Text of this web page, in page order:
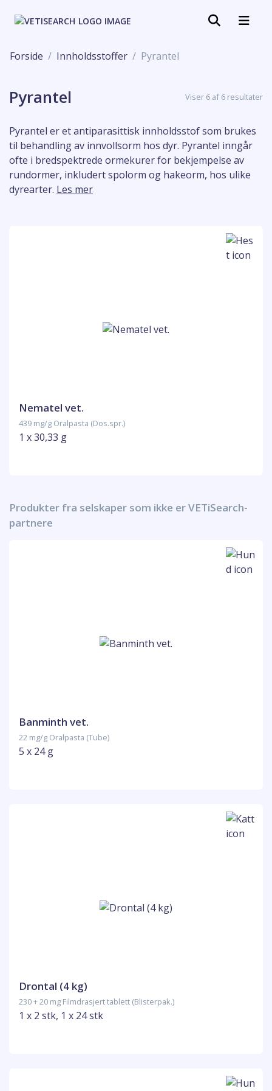
Forside Innholdsstoffer Pyrantel
Pyrantel Viser 6 af 6 resultater
Pyrantel er et antiparasittisk innholdsstof som brukes
til behandling av innvollsorm hos dyr. Pyrantel inngår
ofte i bredspektrede ormekurer for bekjempelse av
rundormer, inkludert spolorm og hakeorm, hos ulike
dyrearter. Les mer
Nematel vet.
439 mg/g Oralpasta (Dos.spr.)
1 x 30,33 g
Produkter fra selskaper som ikke er VETiSearch-
partnere
Banminth vet.
22 mg/g Oralpasta (Tube)
5 x 24 g
Drontal (4 kg)
230 + 20 mg Filmdrasjert tablett (Blisterpak.)
1 x 2 stk, 1 x 24 stk